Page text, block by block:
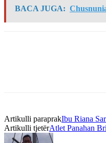
BACA JUGA:
Artikulli paraprakIbu Riana
Artikulli tjetërAtlet Panahan